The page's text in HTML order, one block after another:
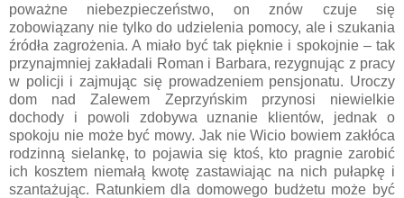
poważne niebezpieczeństwo, on znów czuje się
zobowiązany nie tylko do udzielenia pomocy, ale i szukania
źródła zagrożenia. A miało być tak pięknie i spokojnie – tak
przynajmniej zakładali Roman i Barbara, rezygnując z pracy
w policji i zajmując się prowadzeniem pensjonatu. Uroczy
dom nad Zalewem Zeprzyńskim przynosi niewielkie
dochody i powoli zdobywa uznanie klientów, jednak o
spokoju nie może być mowy. Jak nie Wicio bowiem zakłóca
rodzinną sielankę, to pojawia się ktoś, kto pragnie zarobić
ich kosztem niemałą kwotę zastawiając na nich pułapkę i
szantażując. Ratunkiem dla domowego budżetu może być